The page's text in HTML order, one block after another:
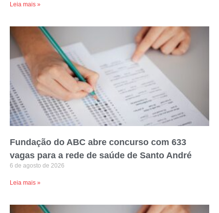
Leia mais »
Fundação do ABC abre concurso com 633
vagas para a rede de saúde de Santo André
6 de agosto de 2026
Leia mais »